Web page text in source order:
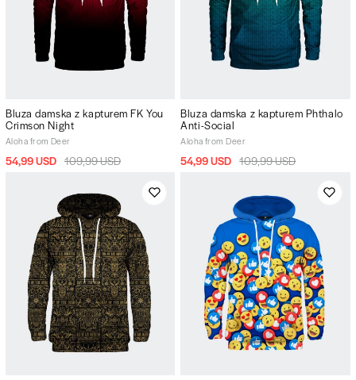
Bluza damska z kapturem FK You
Crimson Night
Aloha from Deer
54,99 USD 109,99 USD
Bluza damska z kapturem Phthalo
Anti-Social
Aloha from Deer
54,99 USD 109,99 USD